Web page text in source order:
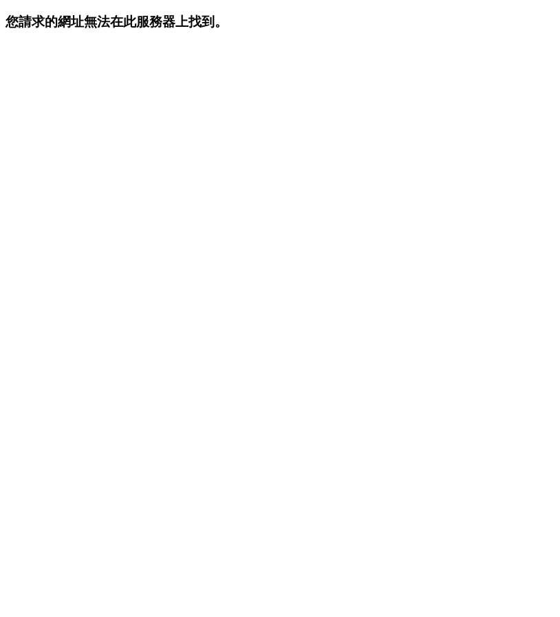
您請求的網址無法在此服務器上找到。